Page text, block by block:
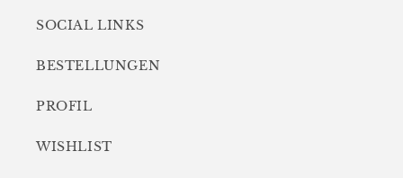
SOCIAL LINKS
BESTELLUNGEN
PROFIL
WISHLIST